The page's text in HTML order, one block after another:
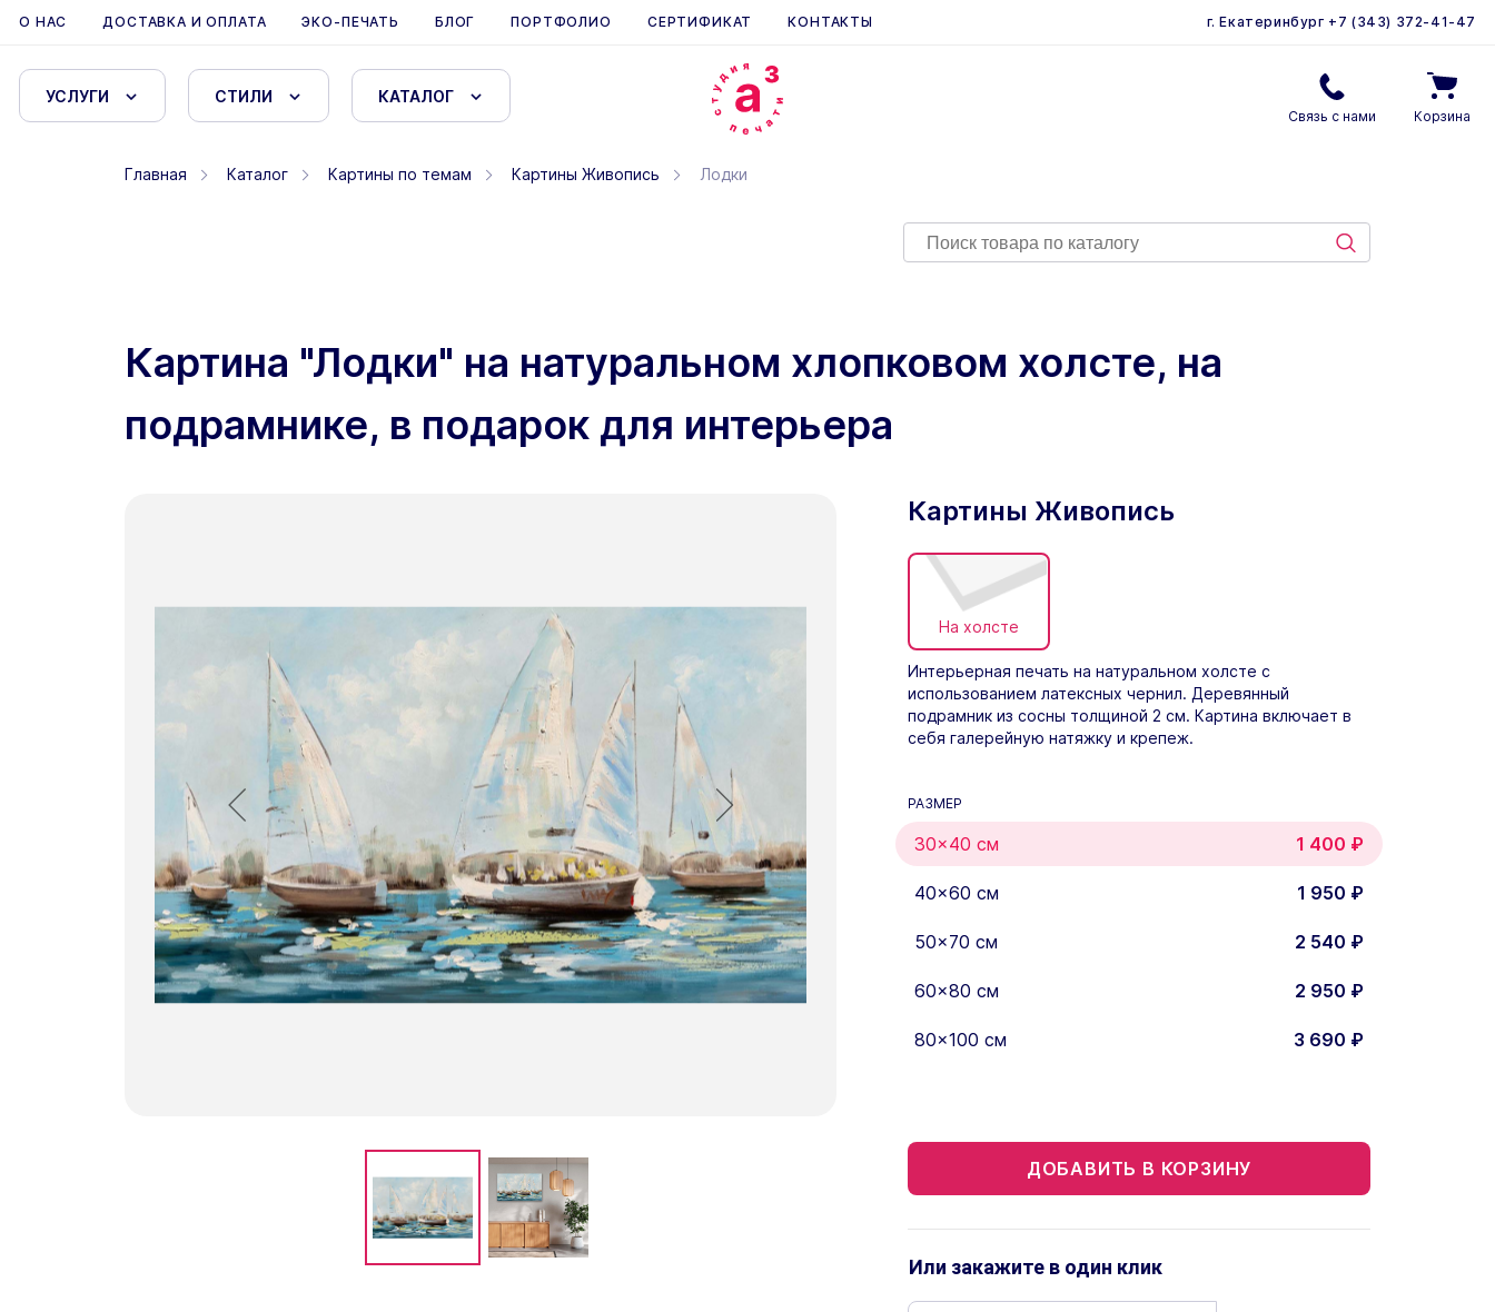
О НАС ДОСТАВКА И ОПЛАТА ЭКО-ПЕЧАТЬ БЛОГ ПОРТФОЛИО СЕРТИФИКАТ КОНТАКТЫ г. Екатеринбург +7 (343) 372-41-47
УСЛУГИ СТИЛИ КАТАЛОГ
Связь с нами Корзина
Главная Каталог Картины по темам Картины Живопись Лодки
Картина "Лодки" на натуральном хлопковом холсте, на
подрамнике, в подарок для интерьера
Картины Живопись
На холсте
Интерьерная печать на натуральном холсте с
использованием латексных чернил. Деревянный
подрамник из сосны толщиной 2 см. Картина включает в
себя галерейную натяжку и крепеж.
РАЗМЕР
30×40 см 1 400 ₽
40×60 см 1 950 ₽
50×70 см 2 540 ₽
60×80 см 2 950 ₽
80×100 см 3 690 ₽
ДОБАВИТЬ В КОРЗИНУ
Или закажите в один клик